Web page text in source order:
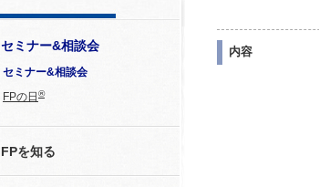
セミナー&相談会
セミナー&相談会
FPの日 ®
FPを知る
内容